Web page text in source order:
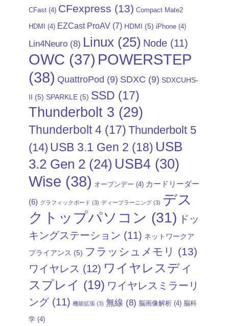
CFast (4) CFexpress (13) Compact Mate2
HDMI (4) EZCast ProAV (7) HDMI (5) iPhone (4)
Lin4Neuro (8) Linux (25) Node (11)
OWC (37) POWERSTEP
(38) QuattroPod (9) SDXC (9) SDXCUHS-
II (5) SPARKLE (5) SSD (17)
Thunderbolt 3 (29)
Thunderbolt 4 (17) Thunderbolt 5
(14) USB 3.1 Gen 2 (18) USB
3.2 Gen 2 (24) USB4 (30)
Wise (38) オープンデー (4) カードリーダー
(6) グラフィックボード (3) ディープラーニング (3) デス
クトップパソコン (31) ドッ
キングステーション (11) ネットワークア
プライアンス (5) フラッシュメモリ (13)
ワイヤレス (12) ワイヤレスディ
スプレイ (19) ワイヤレスミラーリ
ング(11) 機能拡張 (3) 無線 (8) 脳画像解析 (4) 脳科
学 (4)